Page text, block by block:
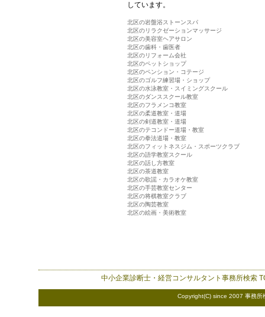
しています。
北区の岩盤浴ストーンスパ
北区のリラクゼーションマッサージ
北区の美容室ヘアサロン
北区の歯科・歯医者
北区のリフォーム会社
北区のペットショップ
北区のペンション・コテージ
北区のゴルフ練習場・ショップ
北区の水泳教室・スイミングスクール
北区のダンススクール教室
北区のフラメンコ教室
北区の柔道教室・道場
北区の剣道教室・道場
北区のテコンドー道場・教室
北区の拳法道場・教室
北区のフィットネスジム・スポーツクラブ
北区の語学教室スクール
北区の話し方教室
北区の茶道教室
北区の歌謡・カラオケ教室
北区の手芸教室センター
北区の将棋教室クラブ
北区の陶芸教室
北区の絵画・美術教室
中小企業診断士・経営コンサルタント事務所検索
Copyright(C) since 2007 事務所